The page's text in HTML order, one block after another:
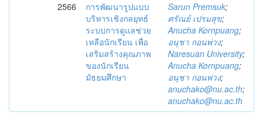
2566
การพัฒนารูปแบบ
บริหารเชิงกลยุทธ์
ระบบการดูแลช่วย
เหลือนักเรียน เพื่อ
เสริมสร้างคุณภาพ
ของนักเรียน
มัธยมศึกษา
Sarun Premsuk;
ศรัณย์ เปรมสุข;
Anucha Kornpuang;
อนุชา กอนพ่วง;
Naresuan University;
Anucha Kornpuang;
อนุชา กอนพ่วง;
anuchako@nu.ac.th;
anuchako@nu.ac.th